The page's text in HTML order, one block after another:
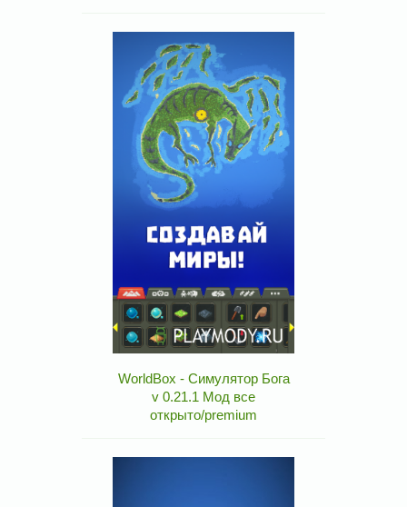
WorldBox - Симулятор Бога
v 0.21.1 Мод все
открыто/premium